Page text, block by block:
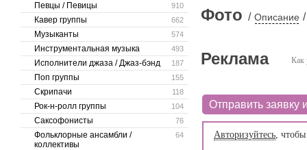
910
Певцы / Певицы
662
Кавер группы
574
Музыканты
493
Инструментальная музыка
187
Исполнители джаза / Джаз-бэнд
155
Поп группы
118
Скрипачи
104
Рок-н-ролл группы
76
Саксофонисты
64
Фольклорные ансамбли /
коллективы
Фото / Описание /
Как
Реклама
Отправить заявку
Авторизуйтесь,